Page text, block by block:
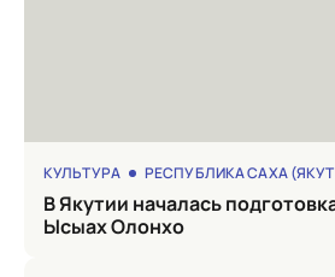
КУЛЬТУРА РЕСПУБЛИКА САХА (ЯКУТИЯ)
в Якутии началась подготовка к празднику
Ысыах Олонхо